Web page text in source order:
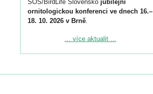
SOS/BirdLife Slovensko jubilejní
ornitologickou konferenci ve dnech 16.–
18. 10. 2026 v Brně.
Podrobnější informace ke konferenci
Registrovat se můžete do 6. září.
... více aktualit ...